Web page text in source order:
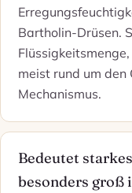
Bartholin-Drüsen.
meist rund um den
Mechanismus.
Bedeutet
besonders groß